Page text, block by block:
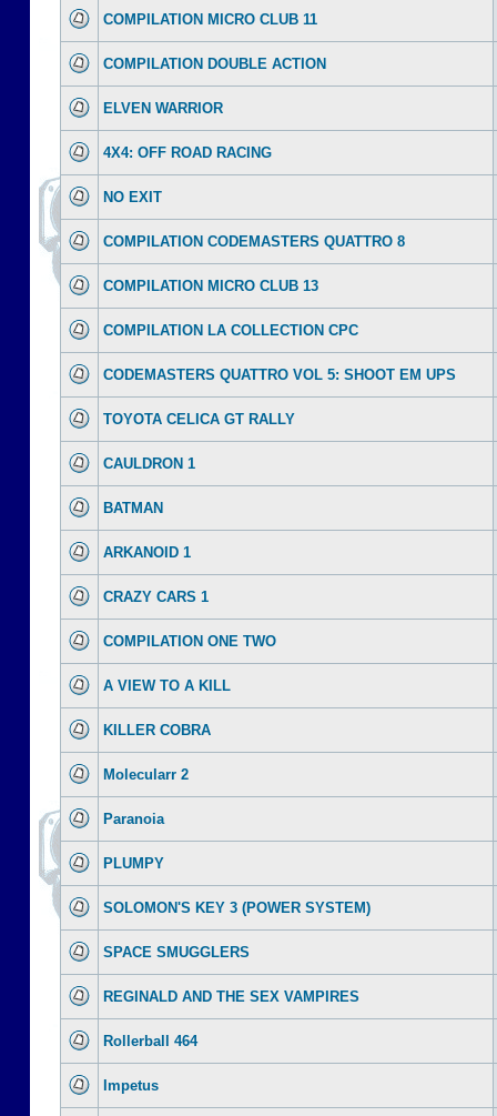
COMPILATION MICRO CLUB 11
COMPILATION DOUBLE ACTION
ELVEN WARRIOR
4X4: OFF ROAD RACING
NO EXIT
COMPILATION CODEMASTERS QUATTRO 8
COMPILATION MICRO CLUB 13
COMPILATION LA COLLECTION CPC
CODEMASTERS QUATTRO VOL 5: SHOOT EM UPS
TOYOTA CELICA GT RALLY
CAULDRON 1
BATMAN
ARKANOID 1
CRAZY CARS 1
COMPILATION ONE TWO
A VIEW TO A KILL
KILLER COBRA
Molecularr 2
Paranoia
PLUMPY
SOLOMON'S KEY 3 (POWER SYSTEM)
SPACE SMUGGLERS
REGINALD AND THE SEX VAMPIRES
Rollerball 464
Impetus